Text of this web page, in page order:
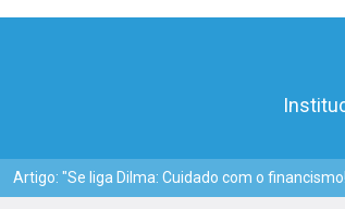
Artigo: "Se liga Dilma: Cuidado com o